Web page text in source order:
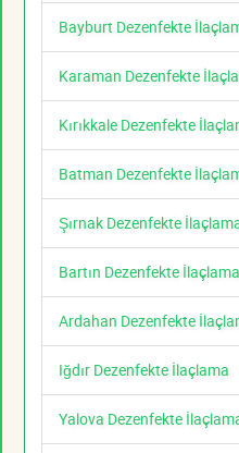
Bayburt Dezenfekte
Karaman Dezenfekte
Kırıkkale Dezenfekte
Batman Dezenfekte
Şırnak Dezenfekte
Bartın Dezenfekte İlaçlama
Ardahan Dezenfekte
Iğdır Dezenfekte İlaçlama
Yalova Dezenfekte